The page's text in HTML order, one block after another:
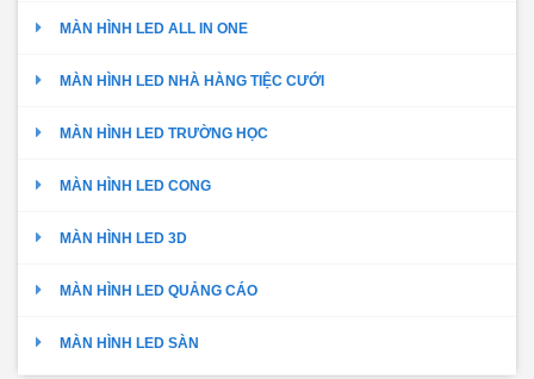
MÀN HÌNH LED ALL IN ONE
MÀN HÌNH LED NHÀ HÀNG TIỆC CƯỚI
MÀN HÌNH LED TRƯỜNG HỌC
MÀN HÌNH LED CONG
MÀN HÌNH LED 3D
MÀN HÌNH LED QUẢNG CÁO
MÀN HÌNH LED SÀN